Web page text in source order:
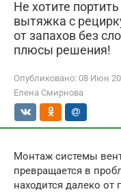
Не хотите
вытяжка с
от запахов без
плюсы решения!
Опубликовано: 08 Июн
Елена Смирнова
Монтаж системы
превращается в
находится далеко